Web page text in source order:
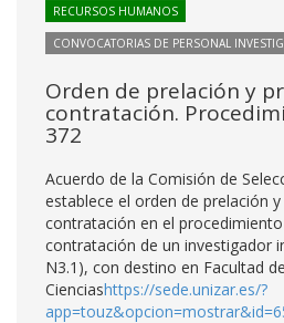
RECURSOS HUMANOS
CONVOCATORIAS DE PERSONAL
Orden de prelación y
contratación.
372
Acuerdo de la Comisión de
establece el orden de prelación
contratación en el
contratación de un investigador
N3.1), con destino en Facultad de
Cienciashttps://sede.unizar.es/?